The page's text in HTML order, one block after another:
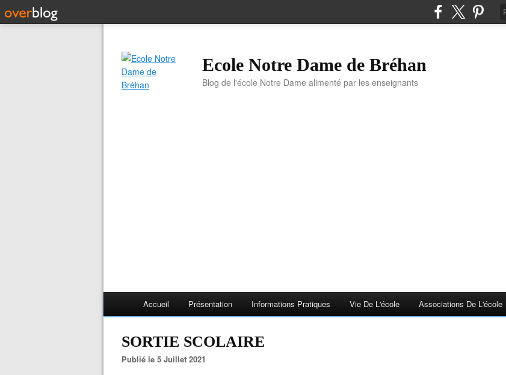
Ecole Notre Dame de Bréhan
Blog de l'école Notre Dame alimenté par les enseignants
Accueil Présentation Informations Pratiques Vie De L'école Associations De L'école
SORTIE SCOLAIRE
Publié le 5 Juillet 2021